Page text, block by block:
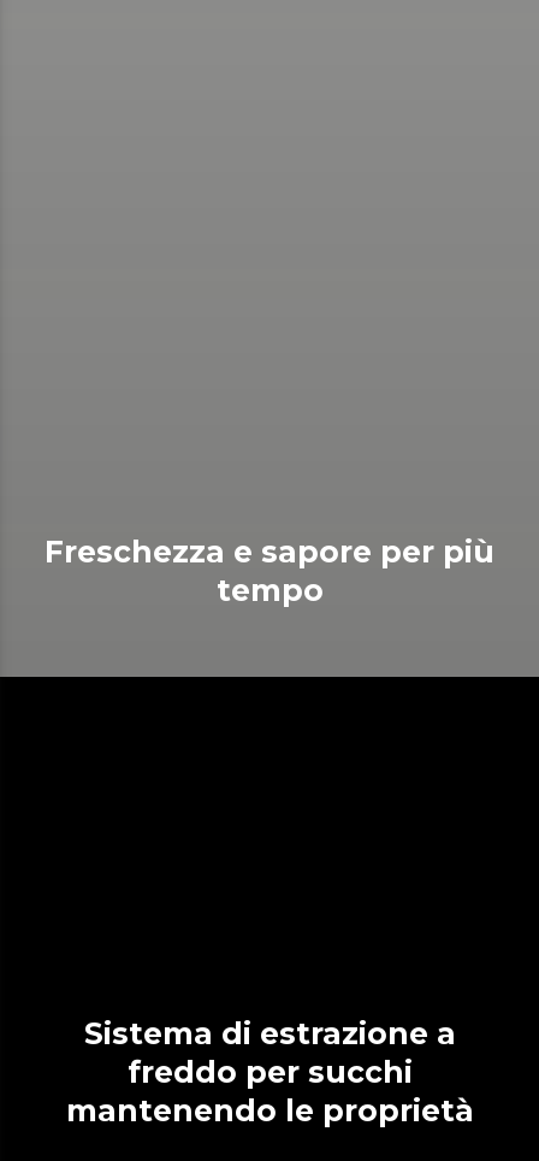
Freschezza e sapore per più
tempo
Sistema di estrazione a
freddo per succhi
mantenendo le proprietà